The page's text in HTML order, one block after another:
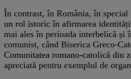
În contrast, în România, în
un rol istoric în afirmarea
mai ales în perioada interbelică și
comunist, când Biserica Greco-
Comunitatea romano-catolică din
apreciată pentru exemplul de